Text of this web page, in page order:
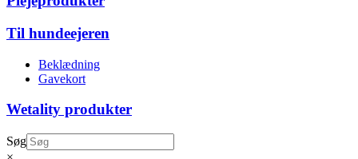
Til hundeejeren
Beklædning
Gavekort
Wetality produkter
Søg